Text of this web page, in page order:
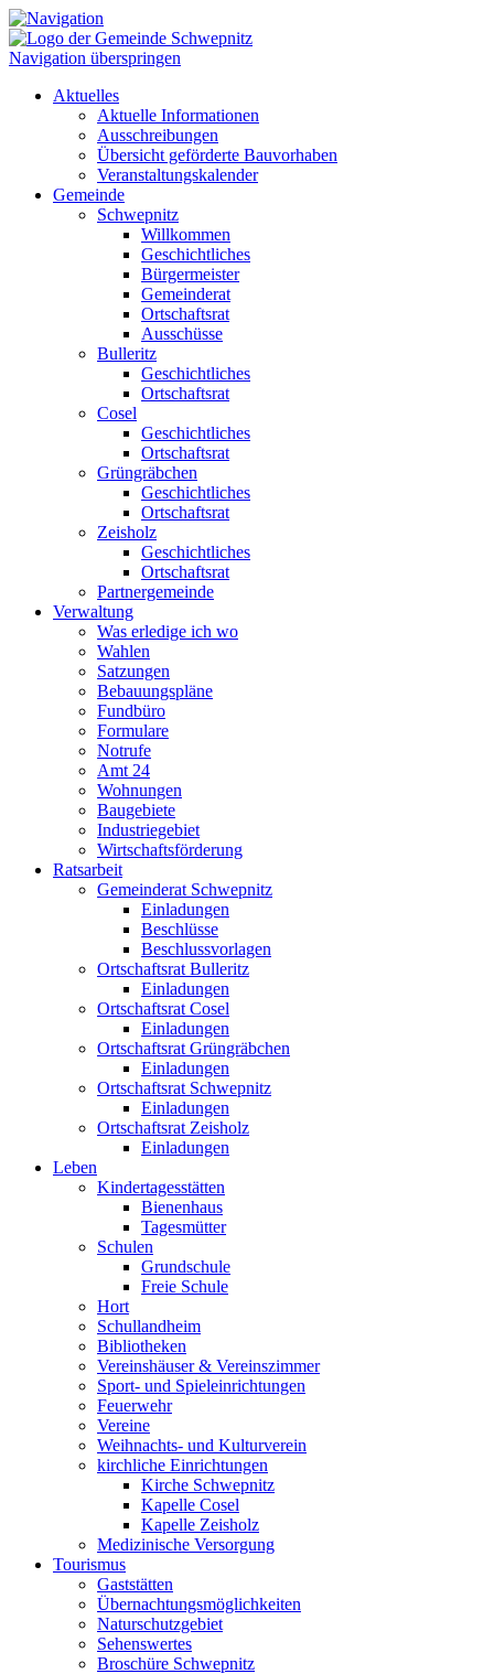
Navigation überspringen
Aktuelles
Aktuelle Informationen
Ausschreibungen
Übersicht geförderte Bauvorhaben
Veranstaltungskalender
Gemeinde
Schwepnitz
Willkommen
Geschichtliches
Bürgermeister
Gemeinderat
Ortschaftsrat
Ausschüsse
Bulleritz
Geschichtliches
Ortschaftsrat
Cosel
Geschichtliches
Ortschaftsrat
Grüngräbchen
Geschichtliches
Ortschaftsrat
Zeisholz
Geschichtliches
Ortschaftsrat
Partnergemeinde
Verwaltung
Was erledige ich wo
Wahlen
Satzungen
Bebauungspläne
Fundbüro
Formulare
Notrufe
Amt 24
Wohnungen
Baugebiete
Industriegebiet
Wirtschaftsförderung
Ratsarbeit
Gemeinderat Schwepnitz
Einladungen
Beschlüsse
Beschlussvorlagen
Ortschaftsrat Bulleritz
Einladungen
Ortschaftsrat Cosel
Einladungen
Ortschaftsrat Grüngräbchen
Einladungen
Ortschaftsrat Schwepnitz
Einladungen
Ortschaftsrat Zeisholz
Einladungen
Leben
Kindertagesstätten
Bienenhaus
Tagesmütter
Schulen
Grundschule
Freie Schule
Hort
Schullandheim
Bibliotheken
Vereinshäuser & Vereinszimmer
Sport- und Spieleinrichtungen
Feuerwehr
Vereine
Weihnachts- und Kulturverein
kirchliche Einrichtungen
Kirche Schwepnitz
Kapelle Cosel
Kapelle Zeisholz
Medizinische Versorgung
Tourismus
Gaststätten
Übernachtungsmöglichkeiten
Naturschutzgebiet
Sehenswertes
Broschüre Schwepnitz